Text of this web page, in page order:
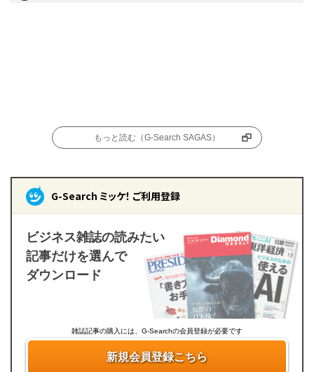
もっと読む（G-Search SAGAS）
G-Search ミッケ！ ご利用登録
ビジネス雑誌の読みたい
記事だけを選んで
ダウンロード
雑誌記事の購入には、G-Searchの会員登録が必要です
新規会員登録こちら